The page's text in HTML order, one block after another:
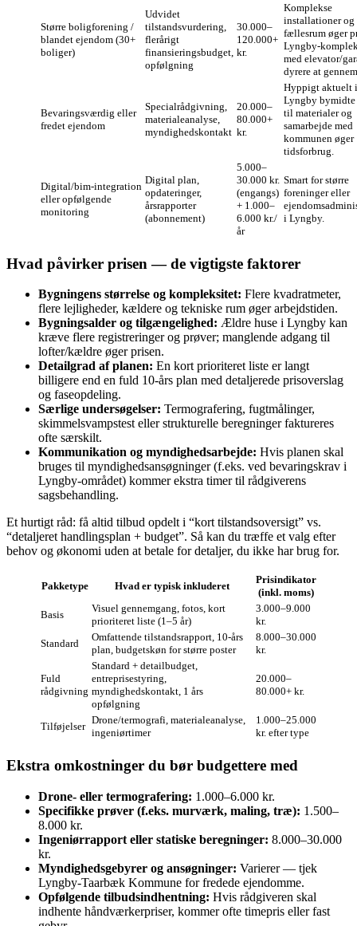
Større boligforening /
blandet ejendom (30+
boliger)
Udvidet
tilstandsvurdering,
flerårigt
finansieringsbudget,
opfølgning
30.000–
120.000+
kr.
Komplekse
installationer og
fællesrum øger
med elevator/
dyrere at
Bevaringsværdig eller
fredet ejendom
Specialrådgivning,
materialeanalyse,
myndighedskontakt
20.000–
80.000+
kr.
Hyppigt aktuelt i
Lyngby
til materialer og
samarbejde med
kommunen øger
tidsforbrug.
Digital/bim‑integration
eller opfølgende
monitoring
Digital plan,
opdateringer,
årsrapporter
(abonnement)
5.000–
30.000 kr.
(engangs)
+ 1.000–
6.000 kr./
år
Smart for større
foreninger eller
i Lyngby.
Hvad påvirker prisen — de vigtigste faktorer
Bygningens størrelse og kompleksitet: Flere kvadratmeter,
flere lejligheder, kældere og tekniske rum øger arbejdstiden.
Bygningsalder og tilgængelighed: Ældre huse i Lyngby kan
kræve flere registreringer og prøver; manglende adgang til
lofter/kældre øger prisen.
Detailgrad af planen: En kort prioriteret liste er langt
billigere end en fuld 10‑års plan med detaljerede prisoverslag
og faseopdeling.
Særlige undersøgelser: Termografering, fugtmålinger,
skimmelsvampstest eller strukturelle beregninger faktureres
ofte særskilt.
Kommunikation og myndighedsarbejde: Hvis planen skal
bruges til myndighedsansøgninger (f.eks. ved bevaringskrav i
Lyngby‑området) kommer ekstra timer til rådgiverens
sagsbehandling.
Et hurtigt råd: få altid tilbud opdelt i “kort tilstandsoversigt” vs.
“detaljeret handlingsplan + budget”. Så kan du træffe et valg efter
behov og økonomi uden at betale for detaljer, du ikke har brug for.
Pakketype Hvad er typisk inkluderet
Prisindikator
(inkl. moms)
Basis
Visuel gennemgang, fotos, kort
prioriteret liste (1–5 år)
3.000–9.000
kr.
Standard
Omfattende tilstandsrapport, 10‑års
plan, budgetskøn for større poster
8.000–30.000
kr.
Fuld
rådgivning
Standard + detailbudget,
entreprisestyring,
myndighedskontakt, 1 års
opfølgning
20.000–
80.000+ kr.
Tilføjelser
Drone/termografi, materialeanalyse,
ingeniørtimer
1.000–25.000
kr. efter type
Ekstra omkostninger du bør budgettere med
Drone- eller termografering: 1.000–6.000 kr.
Specifikke prøver (f.eks. murværk, maling, træ): 1.500–
8.000 kr.
Ingeniørrapport eller statiske beregninger: 8.000–30.000
kr.
Myndighedsgebyrer og ansøgninger: Varierer — tjek
Lyngby‑Taarbæk Kommune for fredede ejendomme.
Opfølgende tilbudsindhentning: Hvis rådgiveren skal
indhente håndværkerpriser, kommer ofte timepris eller fast